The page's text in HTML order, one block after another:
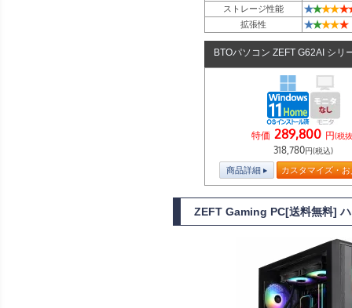
ストレージ性能 ★★★★★
拡張性 ★★★★★
BTOパソコン ZEFT G62AI シリ
特価 289,800 円(税
318,780円(税込)
商品詳細 カスタマイズ・
ZEFT Gaming PC[送料無料]